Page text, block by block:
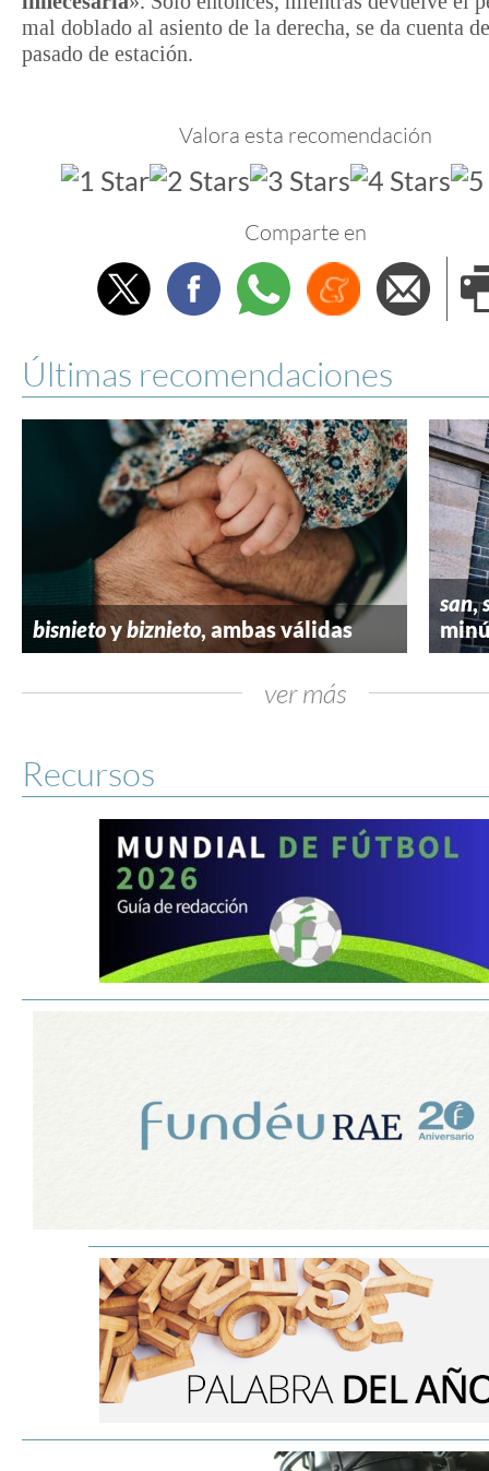
mal doblado al asiento de la derecha, se da cuenta
pasado de estación.
Valora esta recomendación
Comparte en
TwitterFacebookWhatsappMenéame
Últimas recomendaciones
bisnietoybiznieto, ambas válidas
san,
ver más
Recursos